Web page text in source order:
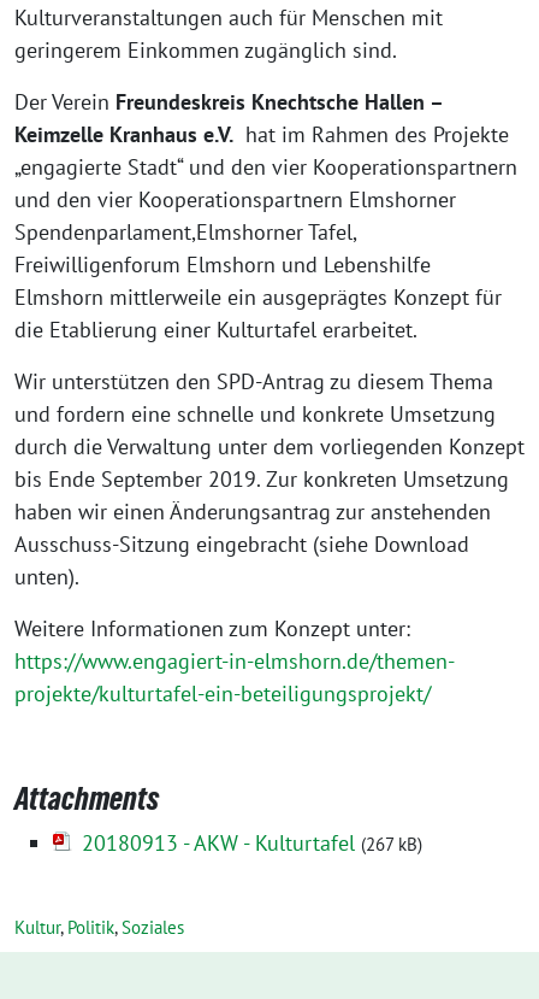
Kulturveranstaltungen auch für Menschen mit
geringerem Einkommen zugänglich sind.
Der Verein Freundeskreis Knechtsche Hallen –
Keimzelle Kranhaus e.V. hat im Rahmen des Projekte
„engagierte Stadt“ und den vier Kooperationspartnern
und den vier Kooperationspartnern Elmshorner
Spendenparlament,Elmshorner Tafel,
Freiwilligenforum Elmshorn und Lebenshilfe
Elmshorn mittlerweile ein ausgeprägtes Konzept für
die Etablierung einer Kulturtafel erarbeitet.
Wir unterstützen den SPD-Antrag zu diesem Thema
und fordern eine schnelle und konkrete Umsetzung
durch die Verwaltung unter dem vorliegenden Konzept
bis Ende September 2019. Zur konkreten Umsetzung
haben wir einen Änderungsantrag zur anstehenden
Ausschuss-Sitzung eingebracht (siehe Download
unten).
Weitere Informationen zum Konzept unter:
https://www.engagiert-in-elmshorn.de/themen-
projekte/kulturtafel-ein-beteiligungsprojekt/
Attachments
20180913 - AKW - Kulturtafel (267 kB)
Kultur, Politik,Soziales